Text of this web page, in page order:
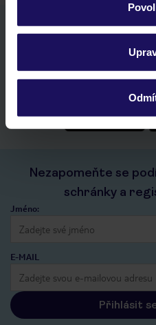
Podrobné informace o
ochrany osobních údajů.
Stáhněte si
rychlé vyhledávání a
historie vyhledávání a
kontakt s TUI a všechny
Nezapomeňte se
schránky a
Jméno:
E-MAIL
Přihlásit